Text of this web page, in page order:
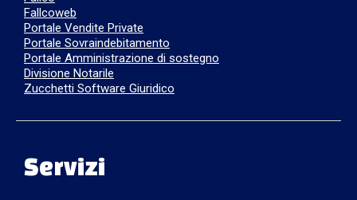
Fallcoweb
Portale Vendite Private
Portale Sovraindebitamento
Portale Amministrazione di sostegno
Divisione Notarile
Zucchetti Software Giuridico
Servizi